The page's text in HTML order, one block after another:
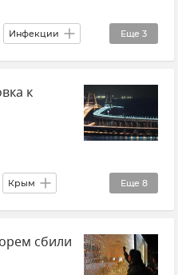
Еще 3
Инфекции
к
Еще 8
Крым
Транспорт
сбили